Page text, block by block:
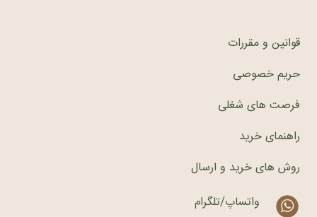
قوانین و مقررات
حریم خصوصی
فرصت های شغلی
راهنمای خرید
روش های خرید و ارسال
واتساپ/تلگرام